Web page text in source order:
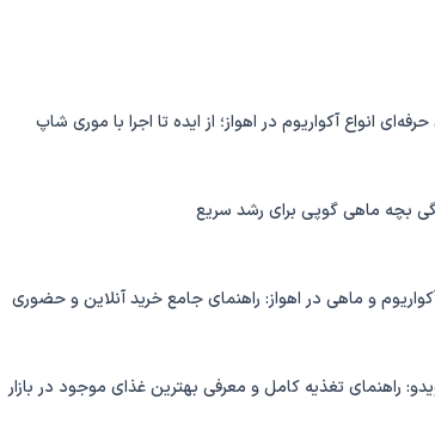
انواع آکواریوم در اهواز؛ از ایده تا اجرا با موری شاپ
بچه ماهی گوپی برای رشد سریع
و ماهی در اهواز: راهنمای جامع خرید آنلاین و حضوری
راهنمای تغذیه کامل و معرفی بهترین غذای موجود در بازار